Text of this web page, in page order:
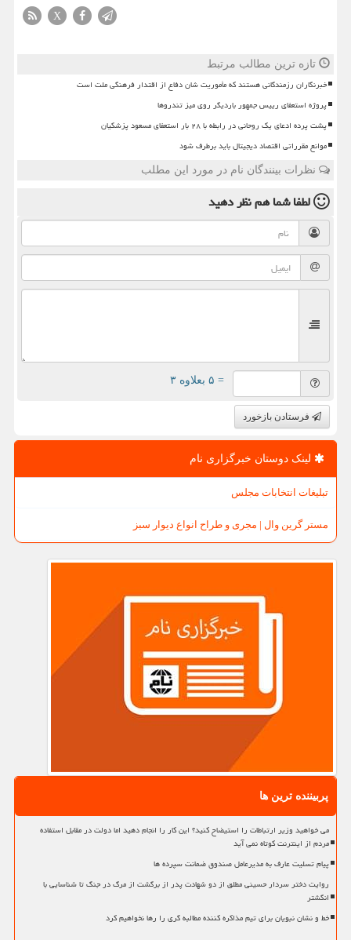
X
تازه ترین مطالب مرتبط
خبرنگاران رزمندگانی هستند که مأموریت شان دفاع از اقتدار فرهنگی ملت است
پروژه استعفای رییس جمهور باردیگر روی میز تندروها
پشت پرده ادعای یک روحانی در رابطه با ۲۸ بار استعفای مسعود پزشکیان
موانع مقرراتی اقتصاد دیجیتال باید برطرف شود
نظرات بینندگان نام در مورد این مطلب
لطفا شما همنظر دهید
= ۵ بعلاوه ۳
فرستادن بازخورد
لینک دوستان خبرگزاری نام
تبلیغات انتخابات مجلس
مستر گرین وال | مجری و طراح انواع دیوار سبز
پربیننده ترین ها
می خواهید وزیر ارتباطات را استیضاح کنید؟ این کار را انجام دهید اما دولت در مقابل استفاده
مردم از اینترنت کوتاه نمی آید
پیام تسلیت عارف به مدیرعامل صندوق ضمانت سپرده ها
روایت دختر سردار حسینی مطلق از دو شهادت پدر از برگشت از مرگ در جنگ تا شناسایی با
انگشتر
خط و نشان نبویان برای تیم مذاکره کننده مطالبه گری را رها نخواهیم کرد